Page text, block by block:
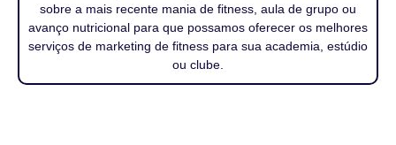
sobre a mais recente mania de fitness, aula de grupo ou
avanço nutricional para que possamos oferecer os melhores
serviços de marketing de fitness para sua academia, estúdio
ou clube.